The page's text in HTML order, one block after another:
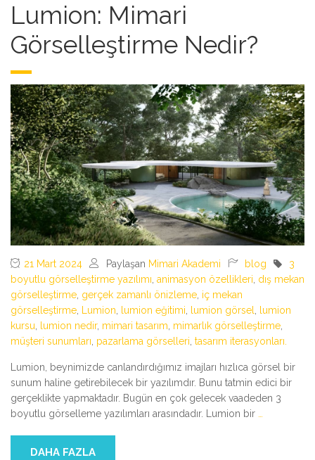
Lumion: Mimari
Görselleştirme Nedir?
21 Mart 2024 Paylaşan Mimari Akademi blog
3
boyutlu görselleştirme yazılımı animasyon özellikleri dış mekan
görselleştirme gerçek zamanlı önizleme iç mekan
görselleştirme
Lumion lumion eğitimi lumion görsel
lumion
kursu
lumion nedir, mimari tasarım mimarlık görselleştirme
müşteri sunumları pazarlama görselleri tasarım iterasyonları.
Lumion, beynimizde canlandırdığımız imajları hızlıca görsel bir
sunum haline getirebilecek bir yazılımdır. Bunu tatmin edici bir
gerçeklikte yapmaktadır. Bugün en çok gelecek vaadeden 3
boyutlu görselleme yazılımları arasındadır. Lumion bir
DAHA FAZLA